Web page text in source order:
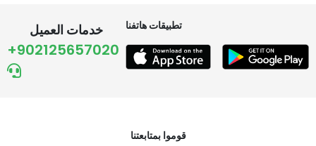
خدمات العميل
+902125657020
تطبيقات هاتفنا
قوموا بمتابعتنا